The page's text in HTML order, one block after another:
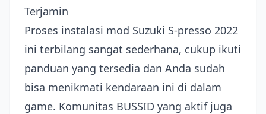
Terjamin
Proses instalasi mod Suzuki S-presso 2022
ini terbilang sangat sederhana, cukup ikuti
panduan yang tersedia dan Anda sudah
bisa menikmati kendaraan ini di dalam
game. Komunitas BUSSID yang aktif juga